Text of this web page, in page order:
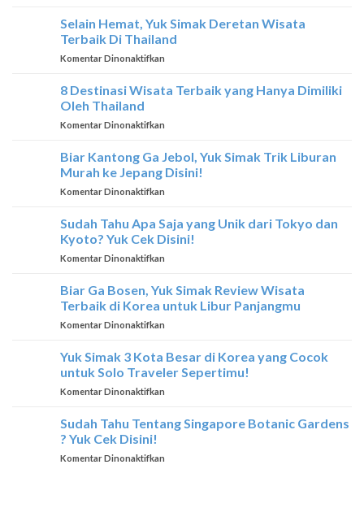
DI
SINGAPORE
Selain Hemat, Yuk Simak Deretan Wisata
Terbaik Di Thailand
Komentar Dinonaktifkan
Hemat,
Terbaik
Di
8 Destinasi Wisata Terbaik yang Hanya Dimiliki
Oleh Thailand
Komentar Dinonaktifkan
Destinasi
Terbaik
Dimiliki
Oleh
Biar Kantong Ga Jebol, Yuk Simak Trik Liburan
Murah ke Jepang Disini!
Komentar Dinonaktifkan
Kantong
Ga
Jebol,
Trik
Liburan
Disini!
Sudah Tahu Apa Saja yang Unik dari Tokyo dan
Kyoto? Yuk Cek Disini!
Komentar Dinonaktifkan
Tahu
Saja
dari
Tokyo
Cek
Biar Ga Bosen, Yuk Simak Review Wisata
Terbaik di Korea untuk Libur Panjangmu
Komentar Dinonaktifkan
Ga
Yuk
Wisata
Yuk Simak 3 Kota Besar di Korea yang Cocok
untuk Solo Traveler Sepertimu!
Komentar Dinonaktifkan
Simak
Sudah Tahu Tentang Singapore Botanic Gardens
? Yuk Cek Disini!
Komentar Dinonaktifkan